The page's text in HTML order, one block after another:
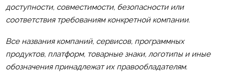
доступности, совместимости, безопасности или
соответствия требованиям конкретной компании.
Все названия компаний, сервисов, программных
продуктов, платформ, товарные знаки, логотипы и иные
обозначения принадлежат их правообладателям.